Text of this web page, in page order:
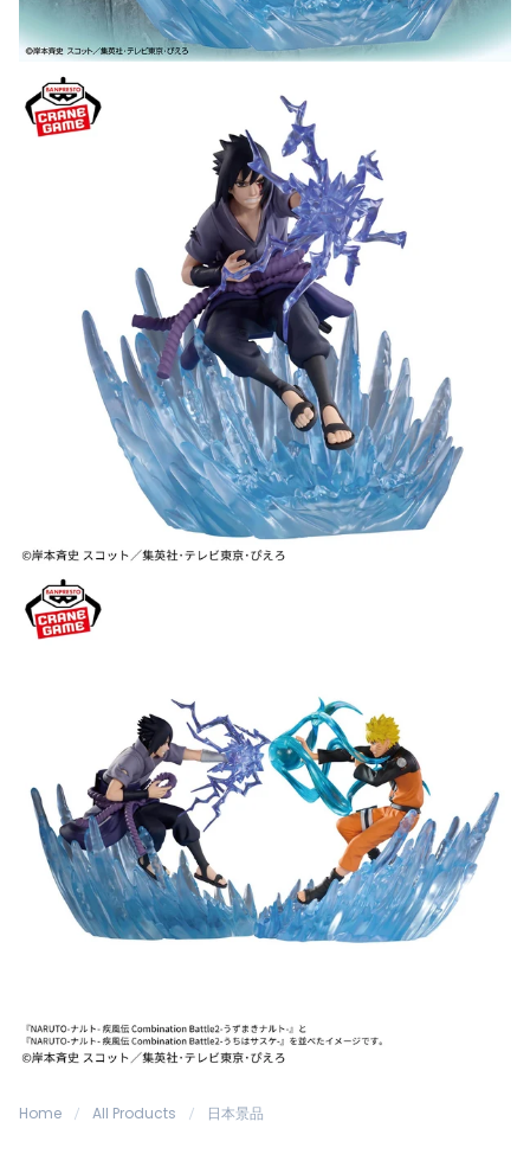
Home All Products 日本景品